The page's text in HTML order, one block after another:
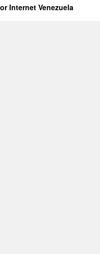
Internet Venezuela